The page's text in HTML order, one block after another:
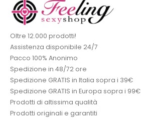
Oltre 12.000 prodotti!
Assistenza disponibile 24/7
Pacco 100% Anonimo
Spedizione in 48/72 ore
Spedizione GRATIS in Italia sopra i 39€
Spedizione GRATIS in Europa sopra i 99€
Prodotti di altissima qualità
Prodotti originali e garantiti